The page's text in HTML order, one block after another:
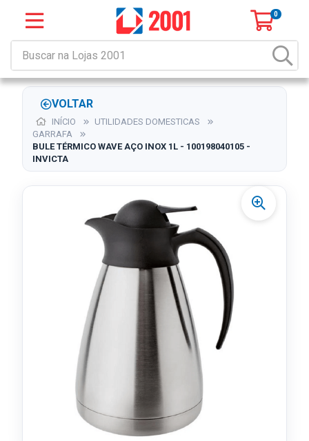
0
VOLTAR
INÍCIO
UTILIDADES DOMESTICAS
GARRAFA
BULE TÉRMICO WAVE AÇO INOX 1L - 100198040105 -
INVICTA